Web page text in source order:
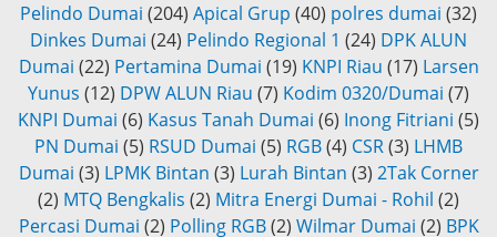
Pelindo Dumai (204) Apical Grup (40) polres dumai (32)
Dinkes Dumai (24) Pelindo Regional 1 (24) DPK ALUN
Dumai (22) Pertamina Dumai (19) KNPI Riau (17) Larsen
Yunus (12) DPW ALUN Riau (7) Kodim 0320/Dumai (7)
KNPI Dumai (6) Kasus Tanah Dumai (6) Inong Fitriani (5)
PN Dumai (5) RSUD Dumai (5) RGB(4) CSR(3) LHMB
Dumai (3) LPMK Bintan (3) Lurah Bintan (3) 2Tak Corner
(2) MTQ Bengkalis (2) Mitra Energi Dumai - Rohil (2)
Percasi Dumai (2) Polling RGB (2) Wilmar Dumai (2) BPK